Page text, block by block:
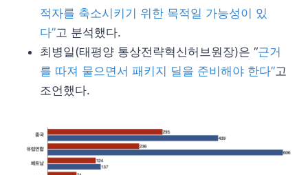
적자를 축소시키기 위한 목적일 가능성이 있
다”고 분석했다.
최병일(태평양 통상전략혁신허브원장)은 “근거
를 따져 물으면서 패키지 딜을 준비해야 한다”고
조언했다.